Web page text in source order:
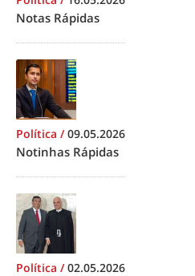
Notas Rápidas
Política /09.05.2026
Notinhas Rápidas
Política /02.05.2026